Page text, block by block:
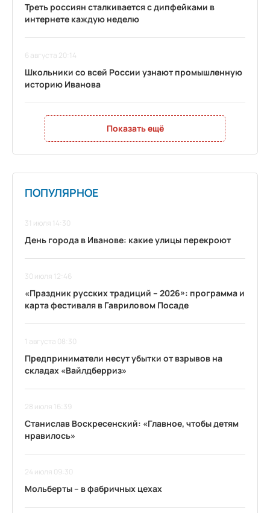
Треть россиян сталкивается с дипфейками в
интернете каждую неделю
6 августа 20:14
Школьники со всей России узнают промышленную
историю Иванова
Показать ещё
ПОПУЛЯРНОЕ
31 июля 14:30
День города в Иванове: какие улицы перекроют
30 июля 12:46
«Праздник русских традиций – 2026»: программа и
карта фестиваля в Гавриловом Посаде
1 августа 08:30
Предприниматели несут убытки от взрывов на
складах «Вайлдберриз»
28 июля 16:39
Станислав Воскресенский: «Главное, чтобы детям
нравилось»
24 июля 09:30
Мольберты – в фабричных цехах